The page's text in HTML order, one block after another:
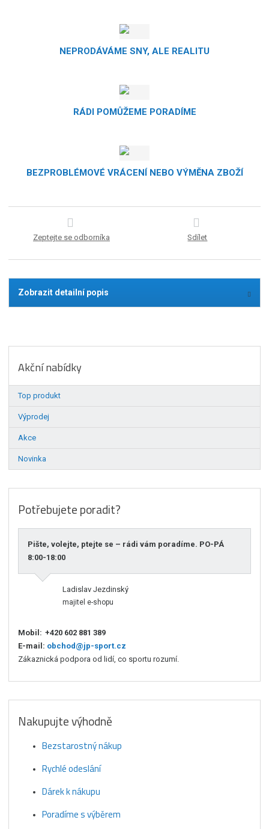
NEPRODÁVÁME SNY, ALE REALITU
RÁDI POMŮŽEME PORADÍME
BEZPROBLÉMOVÉ VRÁCENÍ NEBO VÝMĚNA ZBOŽÍ
Zeptejte se odborníka Sdílet
Zobrazit detailní popis
Akční nabídky
Top produkt
Výprodej
Akce
Novinka
Potřebujete poradit?
Pište, volejte, ptejte se – rádi vám poradíme. PO-PÁ
8:00-18:00
Ladislav Jezdinský
majitel e-shopu
Mobil: +420 602 881 389
E-mail: obchod@jp-sport.cz
Zákaznická podpora od lidí, co sportu rozumí.
Nakupujte výhodně
Bezstarostný nákup
Rychlé odeslání
Dárek k nákupu
Poradíme s výběrem